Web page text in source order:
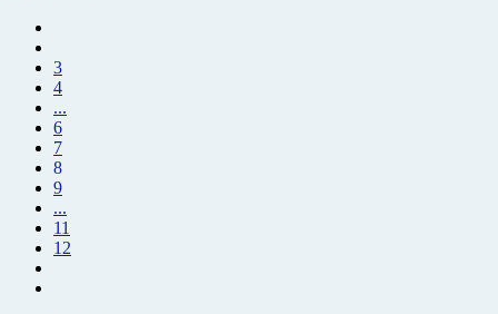
3
4
...
6
7
8
9
...
11
12